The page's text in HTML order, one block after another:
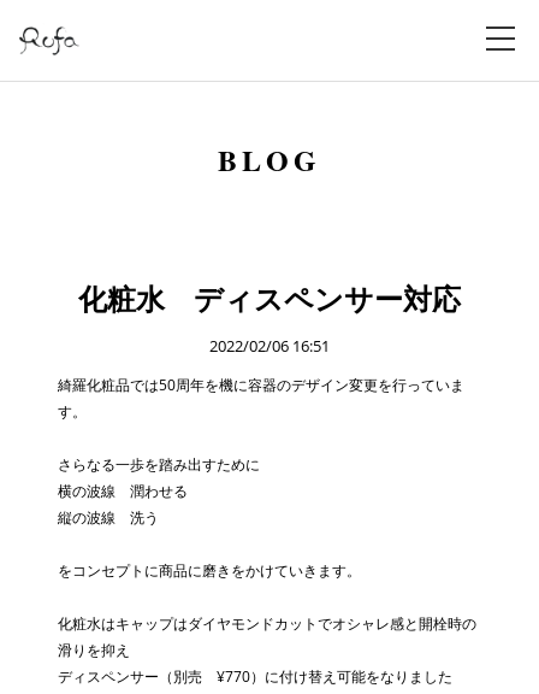
BLOG
化粧水 ディスペンサー対応
2022/02/06 16:51
綺羅化粧品では50周年を機に容器のデザイン変更を行っていま
す。
さらなる一歩を踏み出すために
横の波線 潤わせる
縦の波線 洗う
をコンセプトに商品に磨きをかけていきます。
化粧水はキャップはダイヤモンドカットでオシャレ感と開栓時の
滑りを抑え
ディスペンサー（別売 ¥770）に付け替え可能をなりました